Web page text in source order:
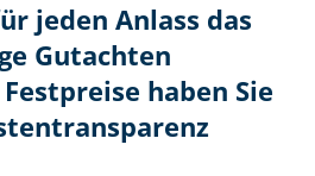
jeden Anlass das
Gutachten
haben Sie